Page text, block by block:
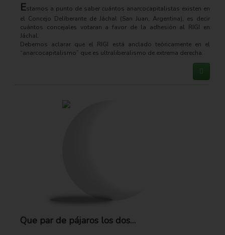
Estamos a punto de saber cuántos anarcocapitalistas existen en
el Concejo Deliberante de Jáchal (San Juan, Argentina), es decir
cuántos concejales votaran a favor de la adhesión al RIGI en
Jáchal.
Debemos aclarar que el RIGI está anclado teóricamente en el
“anarcocapitalismo” que es ultraliberalismo de extrema derecha.
Que par de pájaros los dos…